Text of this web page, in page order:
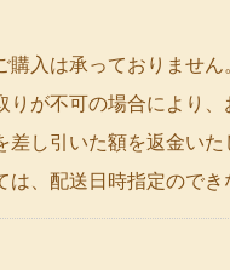
購入は承っておりません
りが不可の場合により
し引いた額を返金いた
は、配送日時指定のでき